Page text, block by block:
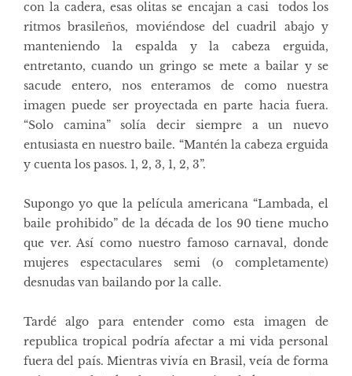
con la cadera, esas olitas se encajan a casi todos los
ritmos brasileños, moviéndose del cuadril abajo y
manteniendo la espalda y la cabeza erguida,
entretanto, cuando un gringo se mete a bailar y se
sacude entero, nos enteramos de como nuestra
imagen puede ser proyectada en parte hacia fuera.
“Solo camina” solía decir siempre a un nuevo
entusiasta en nuestro baile. “Mantén la cabeza erguida
y cuenta los pasos. 1, 2, 3, 1, 2, 3”.
Supongo yo que la película americana “Lambada, el
baile prohibido” de la década de los 90 tiene mucho
que ver. Así como nuestro famoso carnaval, donde
mujeres espectaculares semi (o completamente)
desnudas van bailando por la calle.
Tardé algo para entender como esta imagen de
republica tropical podría afectar a mi vida personal
fuera del país. Mientras vivía en Brasil, veía de forma